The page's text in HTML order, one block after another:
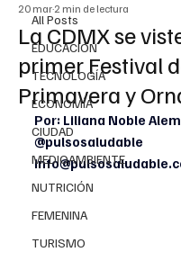
All Posts
EDUCACIÓN
TECNOLOGÍA
ECONOMÍA
CIUDAD
MEDIOAMBIENTE
NUTRICIÓN
FEMENINA
TURISMO
La CDMX se
primer Festival
Primavera y
20 mar 2 min de lectura
Por: Liliana Noble
@pulsosaludable